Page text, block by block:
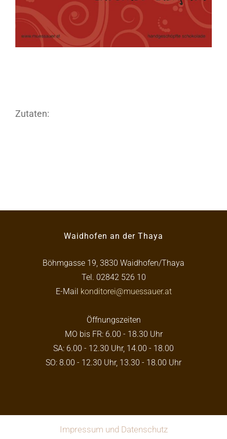
Zutaten:
Waidhofen an der Thaya
Böhmgasse 19, 3830 Waidhofen/Thaya
Tel. 02842 526 10
E-Mail konditorei@muessauer.at
Öffnungszeiten
MO bis FR: 6.00 - 18.30 Uhr
SA: 6.00 - 12.30 Uhr, 14.00 - 18.00
SO: 8.00 - 12.30 Uhr, 13.30 - 18.00 Uhr
Impressum und Datenschutz